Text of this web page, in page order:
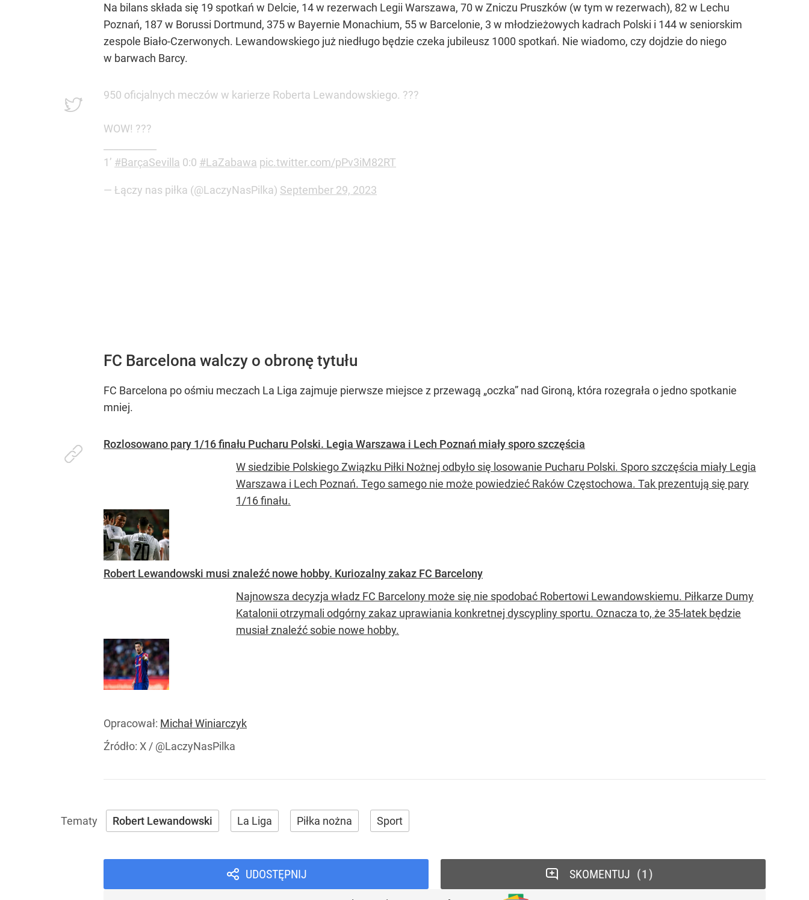
Na bilans składa się 19 spotkań w Delcie, 14 w rezerwach Legii Warszawa, 70 w Zniczu Pruszków (w tym w rezerwach), 82 w Lechu
Poznań, 187 w Borussi Dortmund, 375 w Bayernie Monachium, 55 w Barcelonie, 3 w młodzieżowych kadrach Polski i 144 w seniorskim
zespole Biało-Czerwonych. Lewandowskiego już niedługo będzie czeka jubileusz 1000 spotkań. Nie wiadomo, czy dojdzie do niego
w barwach Barcy.
950 oficjalnych meczów w karierze Roberta Lewandowskiego. ???
WOW! ???
1’ #BarçaSevilla 0:0 #LaZabawa pic.twitter.com/pPv3iM82RT
— Łączy nas piłka (@LaczyNasPilka) September 29, 2023
FC Barcelona walczy o obronę tytułu
FC Barcelona po ośmiu meczach La Liga zajmuje pierwsze miejsce z przewagą „oczka” nad Gironą, która rozegrała o jedno spotkanie
mniej.
Rozlosowano pary 1/16 finału Pucharu Polski. Legia Warszawa i Lech Poznań miały sporo szczęścia
W siedzibie Polskiego Związku Piłki Nożnej odbyło się losowanie Pucharu Polski. Sporo szczęścia miały Legia
Warszawa i Lech Poznań. Tego samego nie może powiedzieć Raków Częstochowa. Tak prezentują się pary
1/16 finału.
Robert Lewandowski musi znaleźć nowe hobby. Kuriozalny zakaz FC Barcelony
Najnowsza decyzja władz FC Barcelony może się nie spodobać Robertowi Lewandowskiemu. Piłkarze Dumy
Katalonii otrzymali odgórny zakaz uprawiania konkretnej dyscypliny sportu. Oznacza to, że 35-latek będzie
musiał znaleźć sobie nowe hobby.
Opracował: Michał Winiarczyk
Źródło: X / @LaczyNasPilka
Robert Lewandowski La Liga Piłka nożna Sport
UDOSTĘPNIJ SKOMENTUJ 1